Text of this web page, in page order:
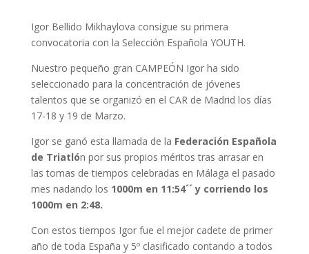
Igor Bellido Mikhaylova consigue su primera
convocatoria con la Selección Española YOUTH.
Nuestro pequeño gran CAMPEÓN Igor ha sido
seleccionado para la concentración de jóvenes
talentos que se organizó en el CAR de Madrid los días
17-18 y 19 de Marzo.
Igor se ganó esta llamada de la Federación Española
de Triatlón por sus propios méritos tras arrasar en
las tomas de tiempos celebradas en Málaga el pasado
mes nadando los 1000m en 11:54´´ y corriendo los
1000m en 2:48.
Con estos tiempos Igor fue el mejor cadete de primer
año de toda España y 5º clasificado contando a todos